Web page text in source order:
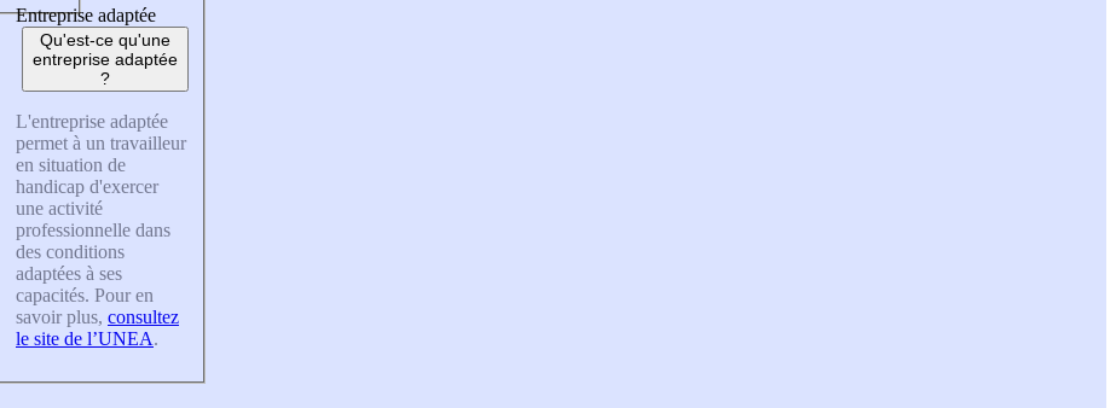
Entreprise adaptée
Qu'est-ce qu'une
entreprise adaptée
?
L'entreprise adaptée
permet à un travailleur
en situation de
handicap d'exercer
une activité
professionnelle dans
des conditions
adaptées à ses
capacités. Pour en
savoir plus, consultez
le site de l’UNEA.